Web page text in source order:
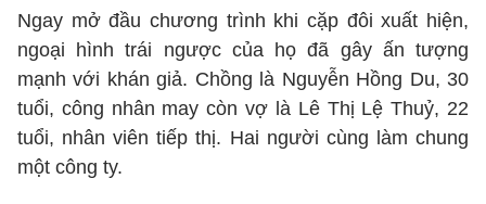
Ngay mở đầu chương trình khi cặp đôi xuất hiện,
ngoại hình trái ngược của họ đã gây ấn tượng
mạnh với khán giả. Chồng là Nguyễn Hồng Du, 30
tuổi, công nhân may còn vợ là Lê Thị Lệ Thuỷ, 22
tuổi, nhân viên tiếp thị. Hai người cùng làm chung
một công ty.